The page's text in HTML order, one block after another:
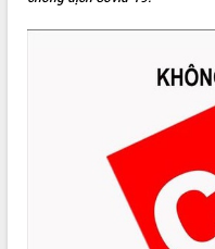
VĂN BẢN HĐND TỈNH
QUY HOẠCH - KẾ HOẠCH